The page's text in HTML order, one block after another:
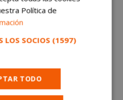
Para acoplar toda la
que desmontar varias de
que están instaladas en
de “Dímelo” el nuevo éxito
Política de
LOS SOCIOS (1597)
TODO